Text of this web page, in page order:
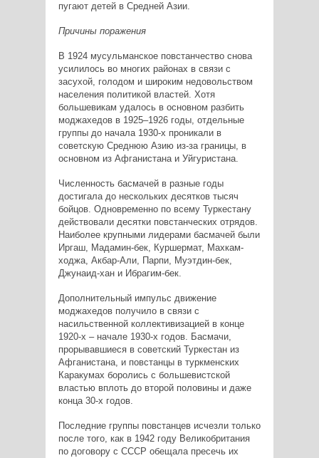
пугают детей в Средней Азии.
Причины поражения
В 1924 мусульманское повстанчество снова
усилилось во многих районах в связи с
засухой, голодом и широким недовольством
населения политикой властей. Хотя
большевикам удалось в основном разбить
моджахедов в 1925–1926 годы, отдельные
группы до начала 1930-х проникали в
советскую Среднюю Азию из-за границы, в
основном из Афганистана и Уйгуристана.
Численность басмачей в разные годы
достигала до нескольких десятков тысяч
бойцов. Одновременно по всему Туркестану
действовали десятки повстанческих отрядов.
Наиболее крупными лидерами басмачей были
Иргаш, Мадамин-бек, Куршермат, Махкам-
ходжа, Акбар-Али, Парпи, Муэтдин-бек,
Джунаид-хан и Ибрагим-бек.
Дополнительный импульс движение
моджахедов получило в связи с
насильственной коллективизацией в конце
1920-х – начале 1930-х годов. Басмачи,
прорывавшиеся в советский Туркестан из
Афганистана, и повстанцы в туркменских
Каракумах боролись с большевистской
властью вплоть до второй половины и даже
конца 30-х годов.
Последние группы повстанцев исчезли только
после того, как в 1942 году Великобритания
по договору с СССР обещала пресечь их